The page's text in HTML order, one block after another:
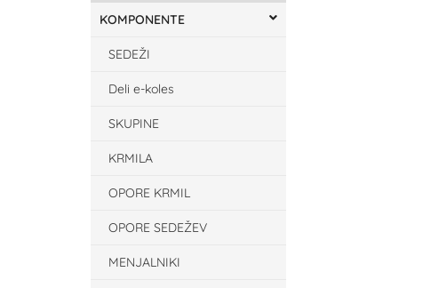
KOMPONENTE
SEDEŽI
Deli e-koles
SKUPINE
KRMILA
OPORE KRMIL
OPORE SEDEŽEV
MENJALNIKI